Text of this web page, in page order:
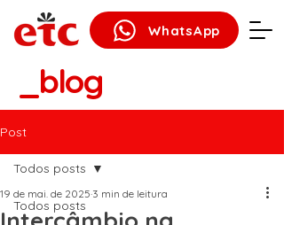
WhatsApp
_blog
Post
Todos posts
Todos posts
19 de mai. de 2025 3 min de leitura